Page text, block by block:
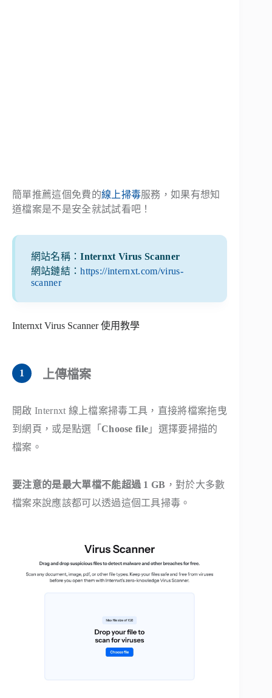
簡單推薦這個免費的線上掃毒服務，如果有想知
道檔案是不是安全就試試看吧！
網站名稱：Internxt Virus Scanner
網站鏈結：https://internxt.com/virus-
scanner
Internxt Virus Scanner 使用教學
上傳檔案
開啟 Internxt 線上檔案掃毒工具，直接將檔案拖曳
到網頁，或是點選「 Choose file 」選擇要掃描的
檔案。
要注意的是最大單檔不能超過 1 GB ，對於大多數
檔案來說應該都可以透過這個工具掃毒。